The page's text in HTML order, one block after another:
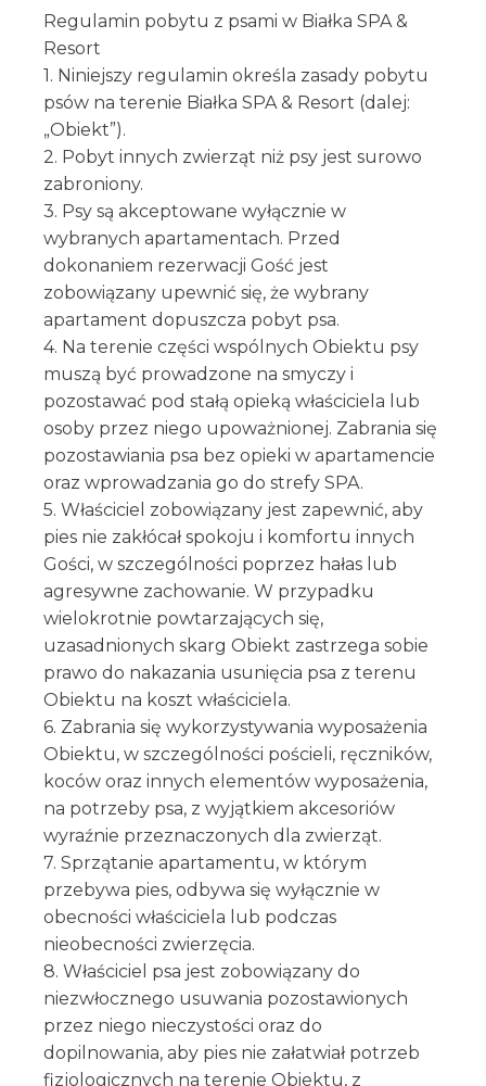
Regulamin pobytu z psami w Białka SPA &
Resort
1. Niniejszy regulamin określa zasady pobytu
psów na terenie Białka SPA & Resort (dalej:
„Obiekt”).
2. Pobyt innych zwierząt niż psy jest surowo
zabroniony.
3. Psy są akceptowane wyłącznie w
wybranych apartamentach. Przed
dokonaniem rezerwacji Gość jest
zobowiązany upewnić się, że wybrany
apartament dopuszcza pobyt psa.
4. Na terenie części wspólnych Obiektu psy
muszą być prowadzone na smyczy i
pozostawać pod stałą opieką właściciela lub
osoby przez niego upoważnionej. Zabrania się
pozostawiania psa bez opieki w apartamencie
oraz wprowadzania go do strefy SPA.
5. Właściciel zobowiązany jest zapewnić, aby
pies nie zakłócał spokoju i komfortu innych
Gości, w szczególności poprzez hałas lub
agresywne zachowanie. W przypadku
wielokrotnie powtarzających się,
uzasadnionych skarg Obiekt zastrzega sobie
prawo do nakazania usunięcia psa z terenu
Obiektu na koszt właściciela.
6. Zabrania się wykorzystywania wyposażenia
Obiektu, w szczególności pościeli, ręczników,
koców oraz innych elementów wyposażenia,
na potrzeby psa, z wyjątkiem akcesoriów
wyraźnie przeznaczonych dla zwierząt.
7. Sprzątanie apartamentu, w którym
przebywa pies, odbywa się wyłącznie w
obecności właściciela lub podczas
nieobecności zwierzęcia.
8. Właściciel psa jest zobowiązany do
niezwłocznego usuwania pozostawionych
przez niego nieczystości oraz do
dopilnowania, aby pies nie załatwiał potrzeb
fizjologicznych na terenie Obiektu, z